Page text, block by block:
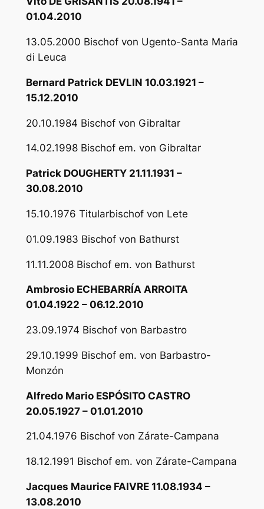
01.04.2010
13.05.2000 Bischof von Ugento-Santa Maria
di Leuca
Bernard Patrick DEVLIN 10.03.1921 –
15.12.2010
20.10.1984 Bischof von Gibraltar
14.02.1998 Bischof em. von Gibraltar
Patrick DOUGHERTY 21.11.1931 –
30.08.2010
15.10.1976 Titularbischof von Lete
01.09.1983 Bischof von Bathurst
11.11.2008 Bischof em. von Bathurst
Ambrosio ECHEBARRÍA ARROITA
01.04.1922 – 06.12.2010
23.09.1974 Bischof von Barbastro
29.10.1999 Bischof em. von Barbastro-
Monzón
Alfredo Mario ESPÓSITO CASTRO
20.05.1927 – 01.01.2010
21.04.1976 Bischof von Zárate-Campana
18.12.1991 Bischof em. von Zárate-Campana
Jacques Maurice FAIVRE 11.08.1934 –
13.08.2010